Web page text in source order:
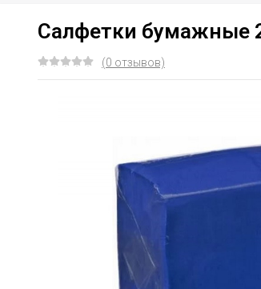
Салфетки бумажные
(0 отзывов)